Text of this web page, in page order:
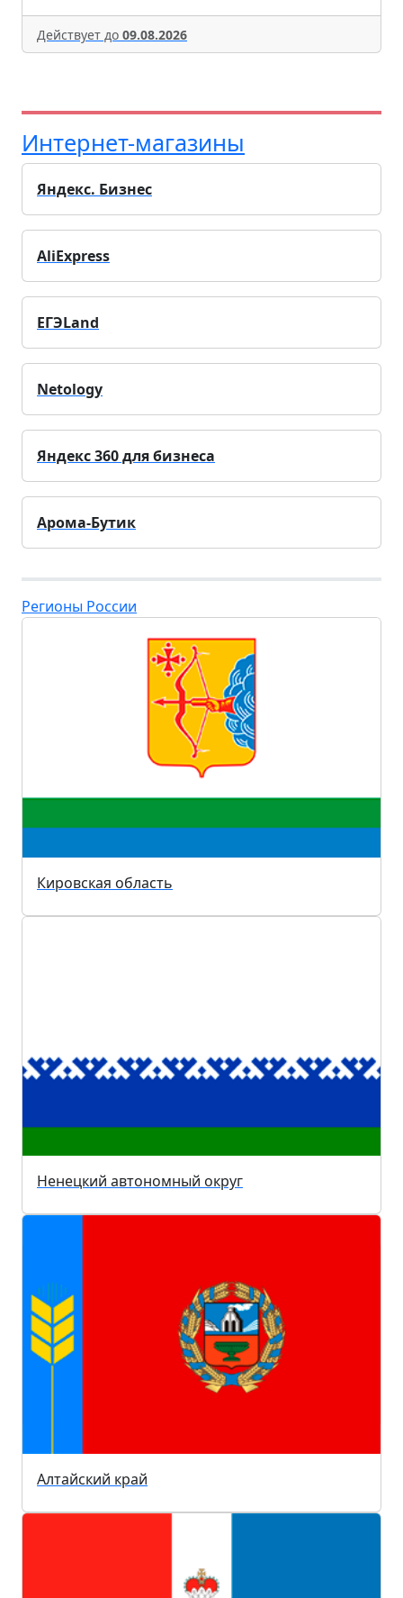
Действует до 09.08.2026
Интернет-магазины
Яндекс. Бизнес
AliExpress
ЕГЭLand
Netology
Яндекс 360 для бизнеса
Арома-Бутик
Регионы России
Кировская область
Ненецкий автономный округ
Алтайский край